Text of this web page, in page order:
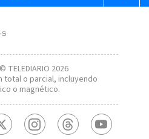
TELEDIARIO 2026
total o parcial, incluyendo
o magnético.